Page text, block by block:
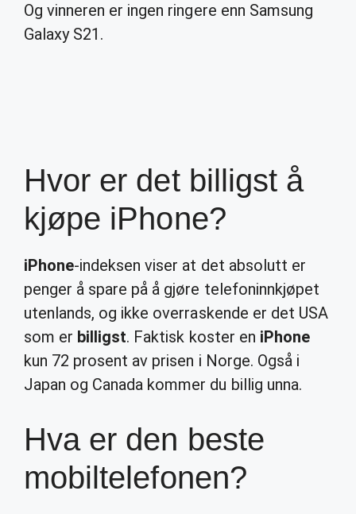
Og vinneren er ingen ringere enn Samsung
Galaxy S21.
Hvor er det billigst å
kjøpe iPhone?
iPhone-indeksen viser at det absolutt er
penger å spare på å gjøre telefoninnkjøpet
utenlands, og ikke overraskende er det USA
som er billigst. Faktisk koster en iPhone
kun 72 prosent av prisen i Norge. Også i
Japan og Canada kommer du billig unna.
Hva er den beste
mobiltelefonen?